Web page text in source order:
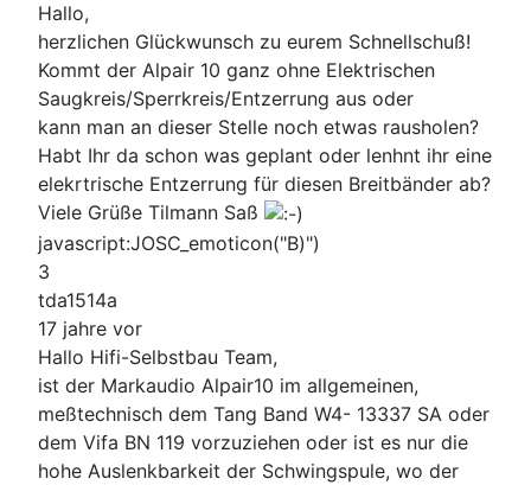
Hallo,
herzlichen Glückwunsch zu eurem Schnellschuß!
Kommt der Alpair 10 ganz ohne Elektrischen
Saugkreis/Sperrkreis/Entzerrung aus oder
kann man an dieser Stelle noch etwas rausholen?
Habt Ihr da schon was geplant oder lenhnt ihr eine
elekrtrische Entzerrung für diesen Breitbänder ab?
Viele Grüße Tilmann Saß
javascript:JOSC_emoticon("B)")
3
tda1514a
17 jahre vor
Hallo Hifi-Selbstbau Team,
ist der Markaudio Alpair10 im allgemeinen,
meßtechnisch dem Tang Band W4- 13337 SA oder
dem Vifa BN 119 vorzuziehen oder ist es nur die
hohe Auslenkbarkeit der Schwingspule, wo der